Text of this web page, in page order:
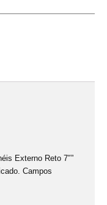
Externo Reto 7″”
Campos